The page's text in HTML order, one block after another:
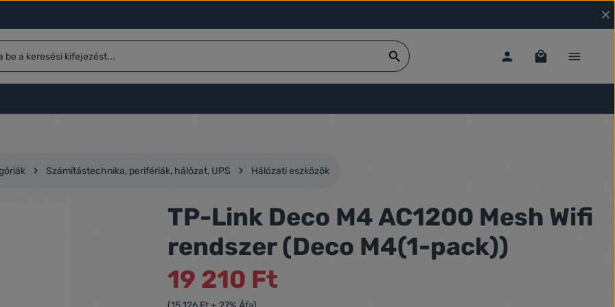
Számítástechnika, perifériák, hálózat, UPS Hálózati eszközök
TP-Link Deco M4 AC1200 Mesh Wifi
rendszer (Deco M4(1-pack))
19 210 Ft